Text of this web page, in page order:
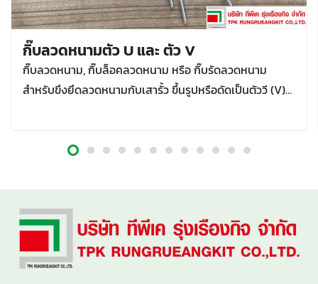
กิ๊บลวดหนามตัว U และ ตัว V
กิ๊บลวดหนาม, กิ๊บล็อคลวดหนาม หรือ กิ๊บรัดลวดหนาม
สำหรับขึงยึดลวดหนามกับเสารั้ว ขึ้นรูปหรือดัดเป็นตัววี (V)